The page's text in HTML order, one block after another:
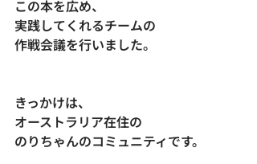
この本を広め、
実践してくれるチームの
作戦会議を行いました。
きっかけは、
オーストラリア在住の
のりちゃんのコミュニティです。